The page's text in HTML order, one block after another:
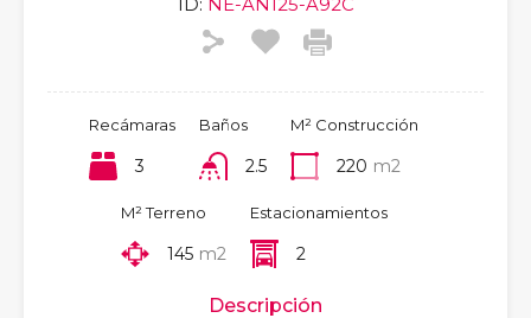
Recámaras
3
Baños
2.5
M² Construcción
220 m2
M² Terreno
145 m2
Estacionamientos
2
Descripción